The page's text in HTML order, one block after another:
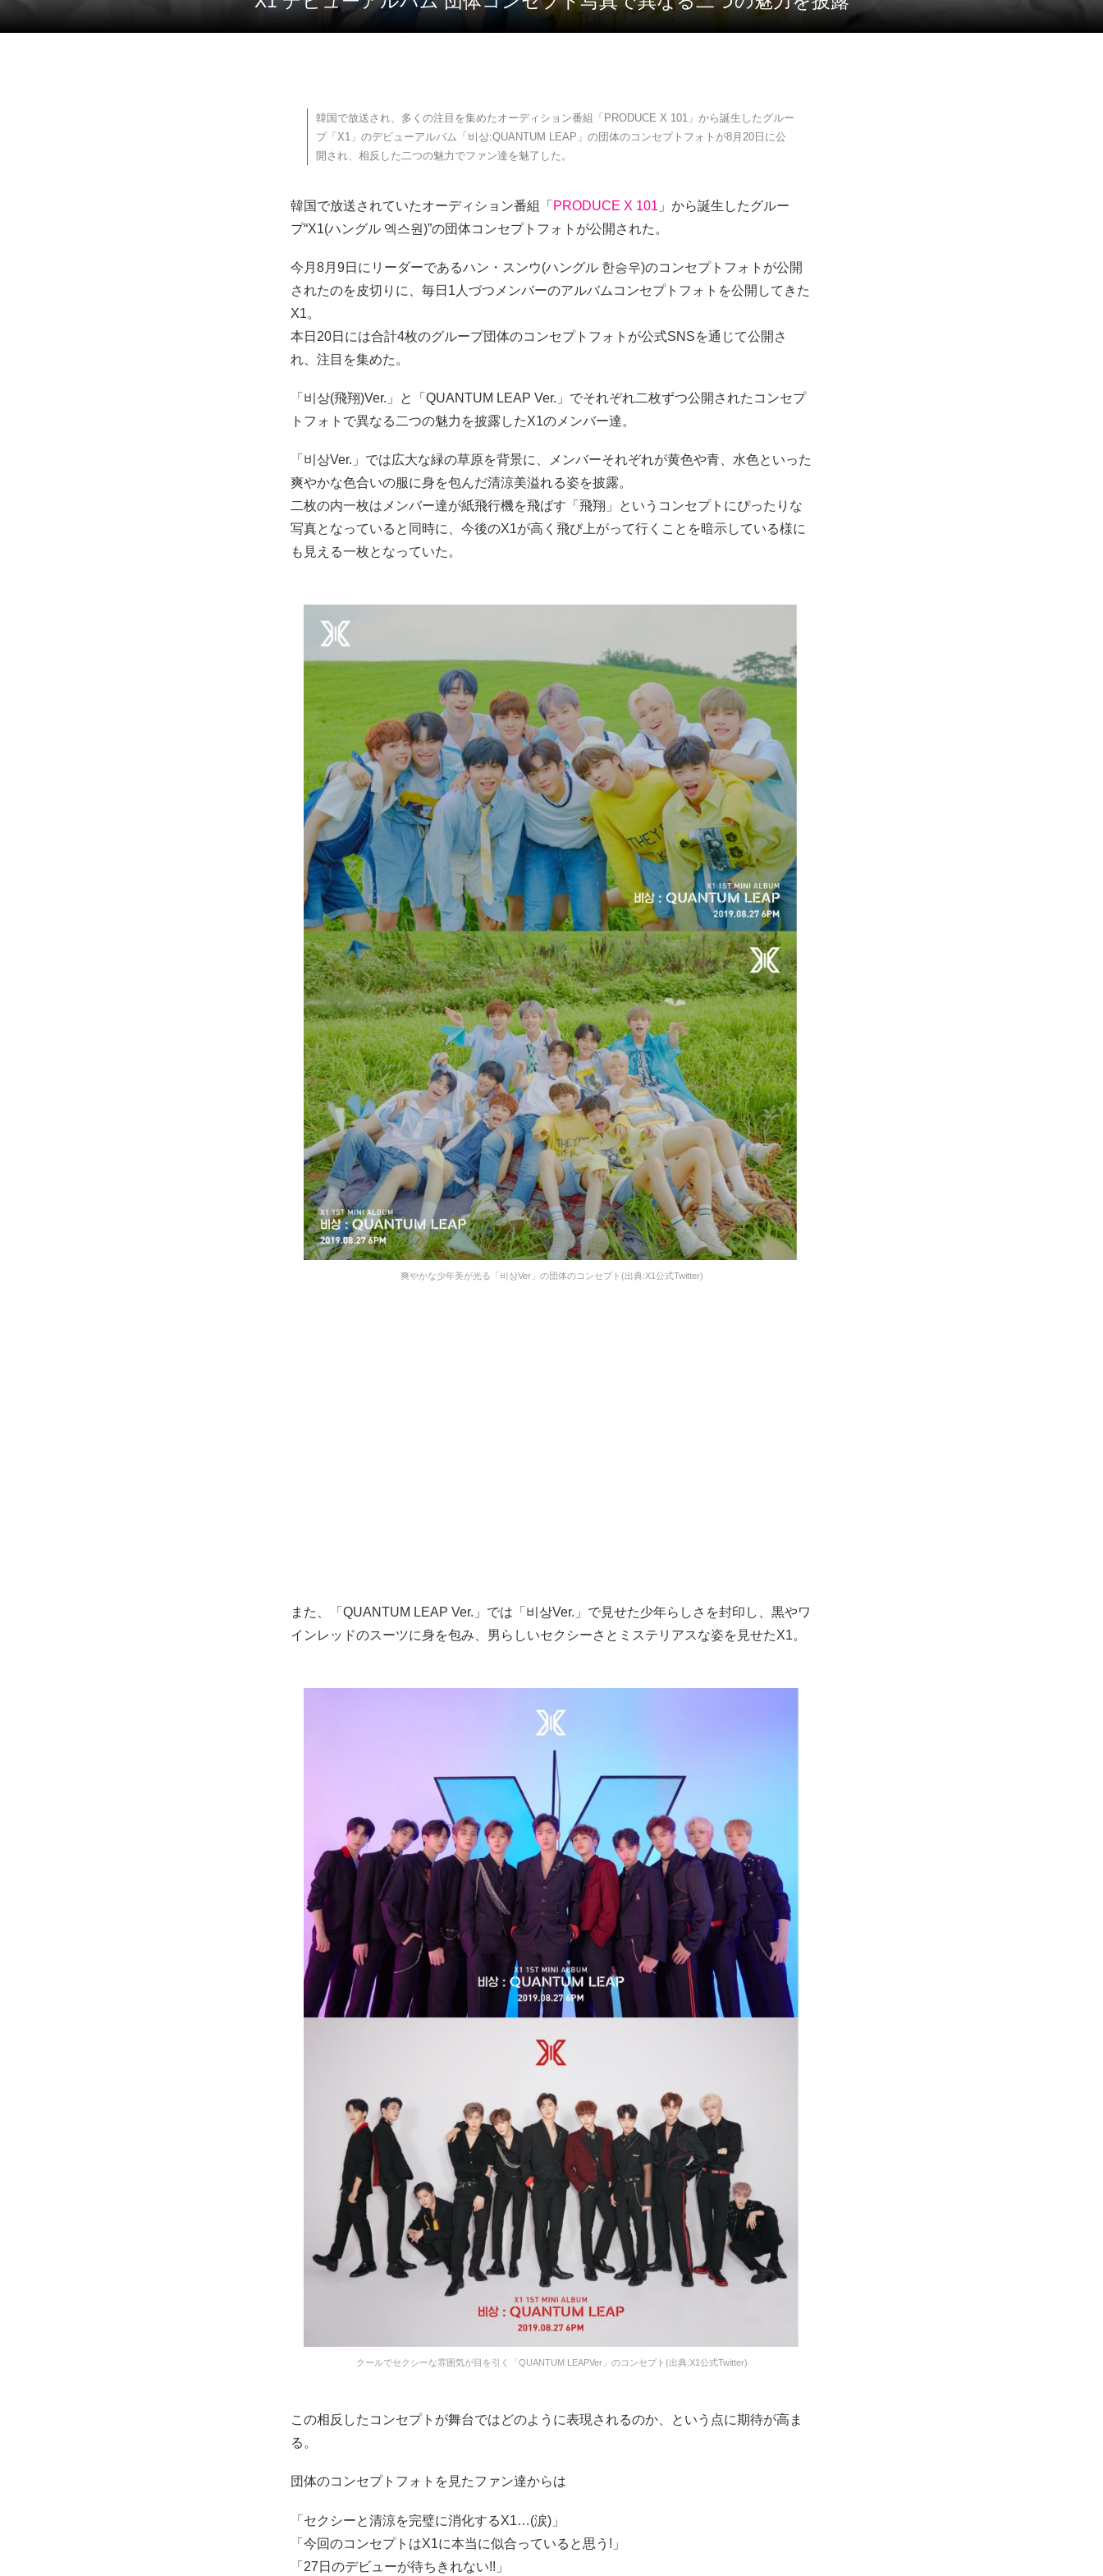
韓国で放送され、多くの注目を集めたオーディション番組「PRODUCE X 101」から誕生したグルー
プ「X1」のデビューアルバム「비상:QUANTUM LEAP」の団体のコンセプトフォトが8月20日に公
開され、相反した二つの魅力でファン達を魅了した。
韓国で放送されていたオーディション番組「 PRODUCE X 101 」から誕生したグルー
プ“X1(ハングル 엑스원)”の団体コンセプトフォトが公開された。
今月8月9日にリーダーであるハン・スンウ(ハングル 한승우)のコンセプトフォトが公開
されたのを皮切りに、毎日1人づつメンバーのアルバムコンセプトフォトを公開してきた
X1。
本日20日には合計4枚のグループ団体のコンセプトフォトが公式SNSを通じて公開さ
れ、注目を集めた。
「비상(飛翔)Ver.」と「QUANTUM LEAP Ver.」でそれぞれ二枚ずつ公開されたコンセプ
トフォトで異なる二つの魅力を披露したX1のメンバー達。
「비상Ver.」では広大な緑の草原を背景に、メンバーそれぞれが黄色や青、水色といった
爽やかな色合いの服に身を包んだ清涼美溢れる姿を披露。
二枚の内一枚はメンバー達が紙飛行機を飛ばす「飛翔」というコンセプトにぴったりな
写真となっていると同時に、今後のX1が高く飛び上がって行くことを暗示している様に
も見える一枚となっていた。
爽やかな少年美が光る「비상Ver」の団体のコンセプト(出典:X1公式Twitter)
また、「QUANTUM LEAP Ver.」では「비상Ver.」で見せた少年らしさを封印し、黒やワ
インレッドのスーツに身を包み、男らしいセクシーさとミステリアスな姿を見せたX1。
クールでセクシーな雰囲気が目を引く「QUANTUM LEAPVer」のコンセプト(出典:X1公式Twitter)
この相反したコンセプトが舞台ではどのように表現されるのか、という点に期待が高ま
る。
団体のコンセプトフォトを見たファン達からは
「セクシーと清涼を完璧に消化するX1…(涙)」
「今回のコンセプトはX1に本当に似合っていると思う!」
「27日のデビューが待ちきれない!!」